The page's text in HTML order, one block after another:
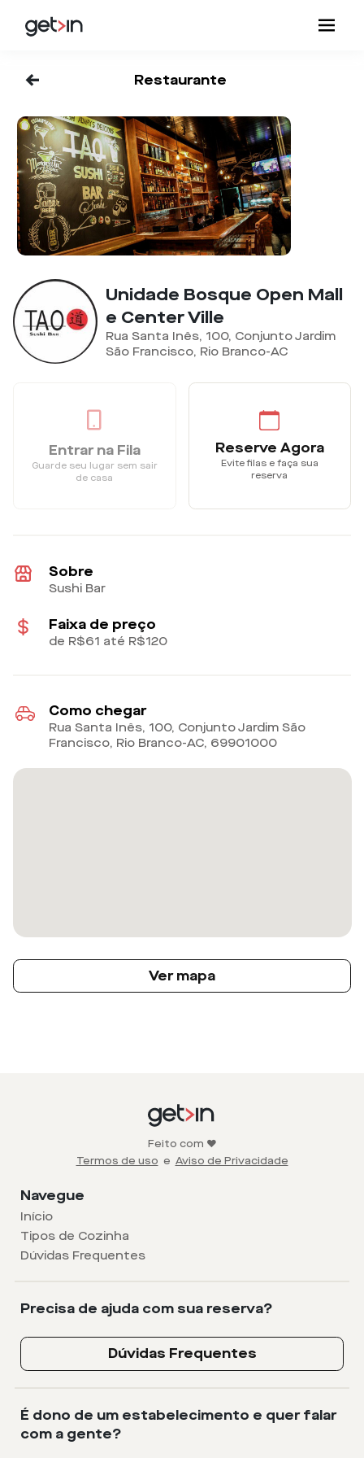
<- Restaurante
Unidade Bosque Open Mall
e Center Ville
Rua Santa Inês, 100, Conjunto Jardim
São Francisco, Rio Branco-AC
Entrar na Fila
Guarde seu lugar sem sair
de casa
Reserve Agora
Evite filas e faça sua
reserva
Sobre
Sushi Bar
Faixa de preço
de R$61 até R$120
Como chegar
Rua Santa Inês, 100, Conjunto Jardim São
Francisco, Rio Branco-AC, 69901000
Ver mapa
Feito com ❤️
Termos de uso e Aviso de Privacidade
Navegue
Início
Tipos de Cozinha
Dúvidas Frequentes
Precisa de ajuda com sua reserva?
Dúvidas Frequentes
É dono de um estabelecimento e quer falar
com a gente?